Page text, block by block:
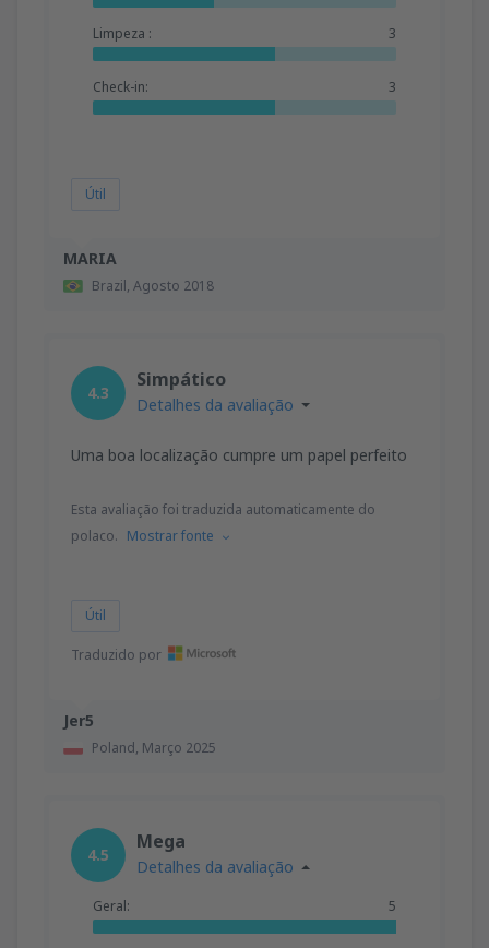
MARIA
Brazil, Agosto 2018
Limpeza : 3
Check-in: 3
Útil
Jer5
Poland, Março 2025
4.3
Simpático
Detalhes da avaliação
Uma boa localização cumpre um papel perfeito
Esta avaliação foi traduzida automaticamente do
polaco. Mostrar fonte
Útil
Traduzido por
4.5
Mega
Detalhes da avaliação
Geral: 5